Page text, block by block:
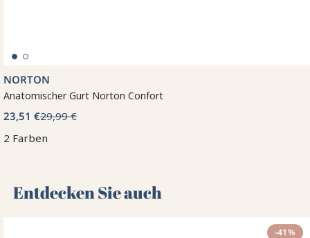
NORTON
Anatomischer Gurt Norton Confort
23,51 €29,99 €
2 Farben
Entdecken Sie auch 🌻
-41%